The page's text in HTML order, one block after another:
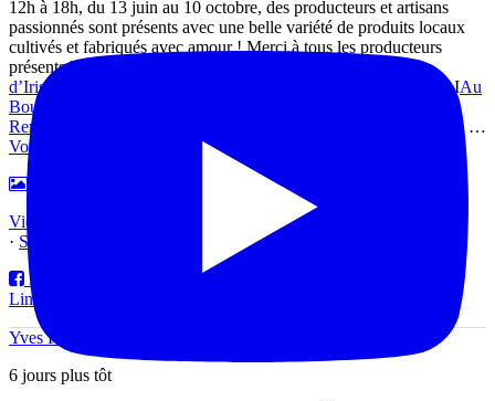
12h à 18h, du 13 juin au 10 octobre, des producteurs et artisans
passionnés sont présents avec une belle variété de produits locaux
cultivés et fabriqués avec amour ! Merci à tous les producteurs
présents lors de mon passage :
Mon Panier Bio-Aux Jardins
d’Irisa
Érablière Maillé Rouleau Rainville Inc.IAu
Bout du Rang
Renarde
winie …
Voir plus
View on Facebook
· Share
Partager sur Facebook
LinkedIn
Yves Perron Bloc Québécois
6 jours plus tôt